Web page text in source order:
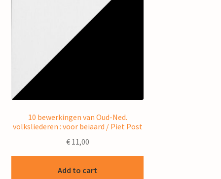
10 bewerkingen van Oud-Ned.
volksliederen : voor beiaard / Piet Post
€11,00
Add to cart